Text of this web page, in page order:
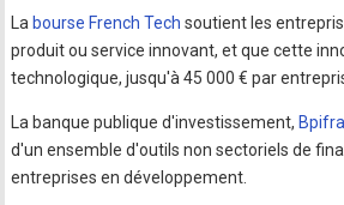
La bourse French Tech soutient les
produit ou service innovant, et que cette
technologique, jusqu'à 45 000 € par
La banque publique d'investissement,
d'un ensemble d'outils non sectoriels de
entreprises en développement.